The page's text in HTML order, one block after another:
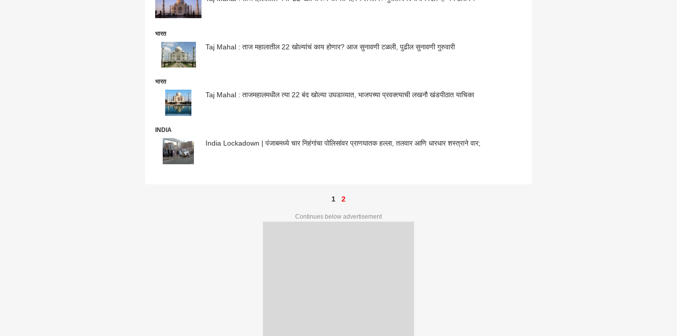
भारत
Taj Mahal : ताज महालातील 22 खोल्यांचं काय होणार? आज सुनावणी टळली, पुढील सुनावणी गुरुवारी
भारत
Taj Mahal : ताजमहालमधील त्या 22 बंद खोल्या उघडाव्यात, भाजपच्या प्रवक्त्याची लखनौ खंडपीठात याचिका
INDIA
India Lockadown | पंजाबमध्ये चार निहंगांचा पोलिसांवर प्राणघातक हल्ला, तलवार आणि धारधार शस्त्राने वार;
1 2
Continues below advertisement